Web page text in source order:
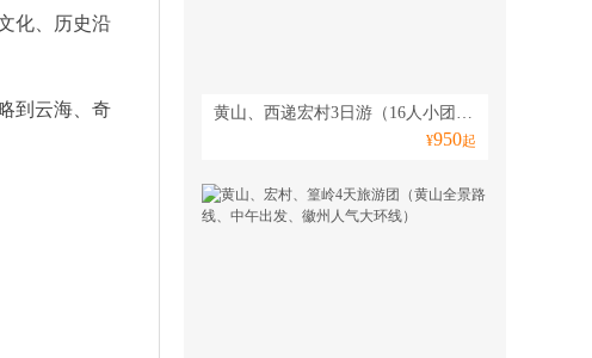
黄山、西递宏村3日游（16人小团、赏日出云海、游西海大峡谷、游世遗双古村）
¥950起
化、历史沿
到云海、奇